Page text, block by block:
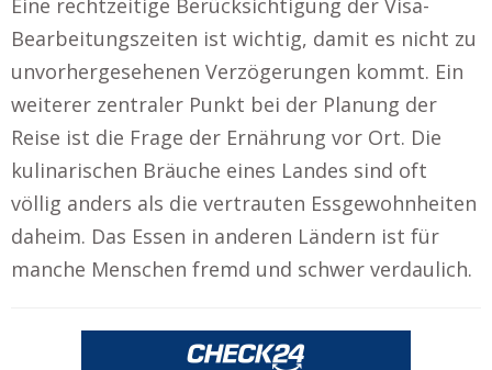
Bearbeitungszeiten ist wichtig, damit es nicht zu
unvorhergesehenen Verzögerungen kommt. Ein
weiterer zentraler Punkt bei der Planung der
Reise ist die Frage der Ernährung vor Ort. Die
kulinarischen Bräuche eines Landes sind oft
völlig anders als die vertrauten Essgewohnheiten
daheim. Das Essen in anderen Ländern ist für
manche Menschen fremd und schwer verdaulich.